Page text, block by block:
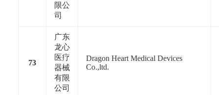
限公
司
73
广东
龙心
医疗
器械
有限
公司
Dragon Heart Medical Devices
Co.,ltd.